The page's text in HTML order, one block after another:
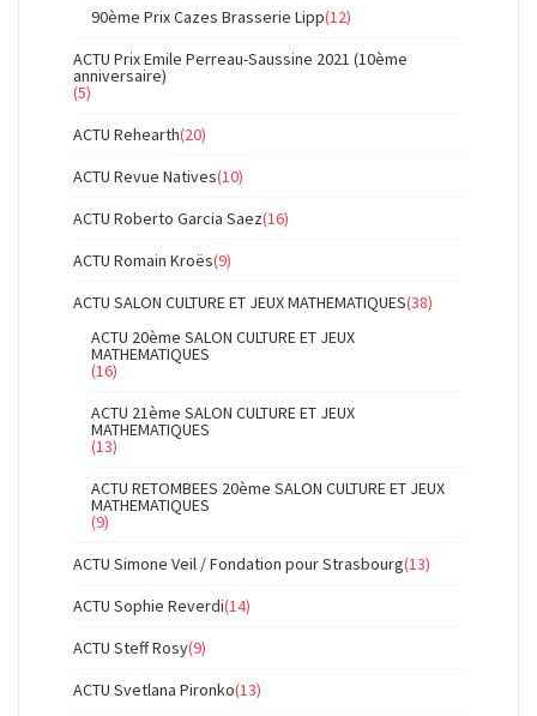
90ème Prix Cazes Brasserie Lipp(12)
ACTU Prix Emile Perreau-Saussine 2021 (10ème
anniversaire)
(5)
ACTU Rehearth(20)
ACTU Revue Natives(10)
ACTU Roberto Garcia Saez(16)
ACTU Romain Kroës(9)
ACTU SALON CULTURE ET JEUX MATHEMATIQUES(38)
ACTU 20ème SALON CULTURE ET JEUX
MATHEMATIQUES
(16)
ACTU 21ème SALON CULTURE ET JEUX
MATHEMATIQUES
(13)
ACTU RETOMBEES 20ème SALON CULTURE ET JEUX
MATHEMATIQUES
(9)
ACTU Simone Veil / Fondation pour Strasbourg(13)
ACTU Sophie Reverdi(14)
ACTU Steff Rosy(9)
ACTU Svetlana Pironko(13)